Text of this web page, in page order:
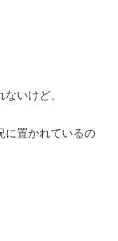
いけど、
に置かれているの